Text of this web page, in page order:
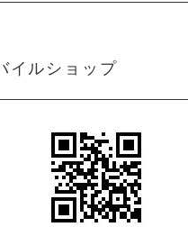
イルショップ